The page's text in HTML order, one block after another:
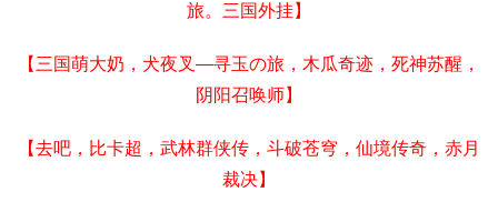
旅。三国外挂】
【三国萌大奶，犬夜叉—寻玉の旅，木瓜奇迹，死神苏醒，
阴阳召唤师】
【去吧，比卡超，武林群侠传，斗破苍穹，仙境传奇，赤月
裁决】